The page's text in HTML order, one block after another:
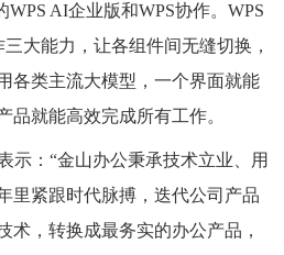
WPS AI企业版和WPS协作。WPS
大能力，让各组件间无缝切换，
各类主流大模型，一个界面就能
品就能高效完成所有工作。
示：“金山办公秉承技术立业、用
里紧跟时代脉搏，迭代公司产品
术，转换成最务实的办公产品，